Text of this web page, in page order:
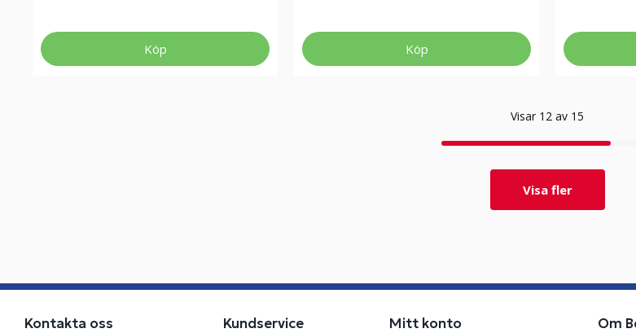
Köp Köp
Visar 12 av 15
Visa fler
Kontakta oss Kundservice Mitt konto Om